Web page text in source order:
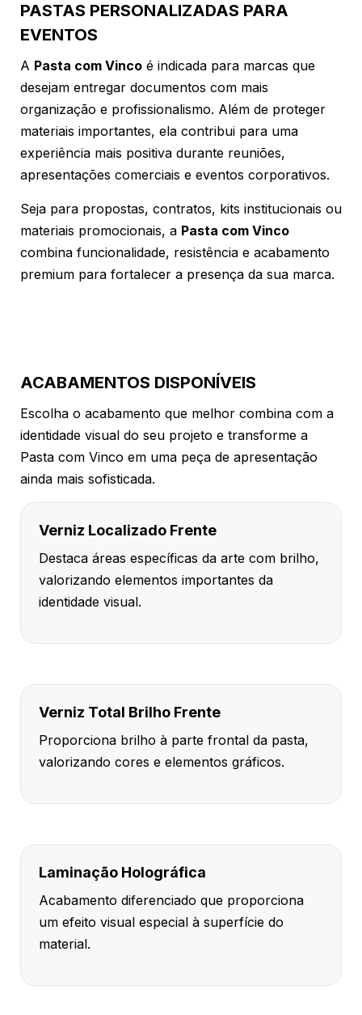
PASTAS PERSONALIZADAS PARA
EVENTOS
A Pasta com Vinco é indicada para marcas que
desejam entregar documentos com mais
organização e profissionalismo. Além de proteger
materiais importantes, ela contribui para uma
experiência mais positiva durante reuniões,
apresentações comerciais e eventos corporativos.
Seja para propostas, contratos, kits institucionais ou
materiais promocionais, a Pasta com Vinco
combina funcionalidade, resistência e acabamento
premium para fortalecer a presença da sua marca.
ACABAMENTOS DISPONÍVEIS
Escolha o acabamento que melhor combina com a
identidade visual do seu projeto e transforme a
Pasta com Vinco em uma peça de apresentação
ainda mais sofisticada.
Verniz Localizado Frente
Destaca áreas específicas da arte com brilho,
valorizando elementos importantes da
identidade visual.
Verniz Total Brilho Frente
Proporciona brilho à parte frontal da pasta,
valorizando cores e elementos gráficos.
Laminação Holográfica
Acabamento diferenciado que proporciona
um efeito visual especial à superfície do
material.